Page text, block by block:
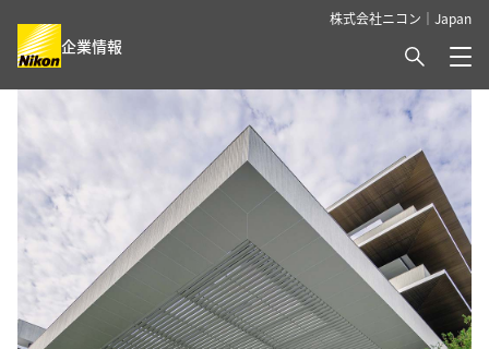
株式会社ニコン｜Japan
企業情報 検索
グローバルナビゲーション
メ